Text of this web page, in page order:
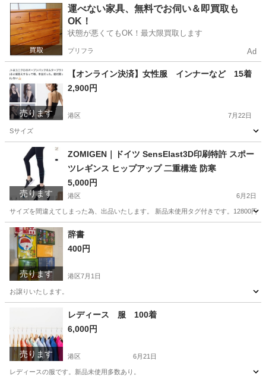
東京 港区 化粧品 新品
運べない家具、無料でお伺い＆即買取も
OK！
状態が悪くてもOK！最大限買取します
プリフラ Ad
売ります
【オンライン決済】女性服 インナーなど 15着
2,900円
港区 7月22日
Sサイズ
港区 インナー
売ります
ZOMIGEN｜ドイツ SensElast3D印刷特許 スポー
ツレギンス ヒップアップ 二重構造 防寒
5,000円
港区 6月2日
サイズを間違えてしまった為、出品いたします。 新品未使用タグ付きです。12800円の
東京 港区 スポーツウェア
売ります
辞書
400円
港区7月1日
お譲りいたします。
参考書
売ります
レディース 服 100着
6,000円
港区 6月21日
レディースの服です。新品未使用多数あり。